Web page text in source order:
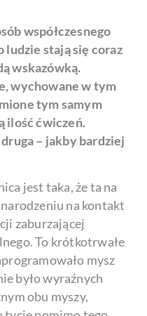
współczesnego
ludzie stają się coraz
wskazówką.
wychowane w tym
tym samym
ilość ćwiczeń.
– jakby bardziej
jest taka, że ta na
na kontakt
zaburzającej
To krótkotrwałe
mysz
było wyraźnych
obu myszy,